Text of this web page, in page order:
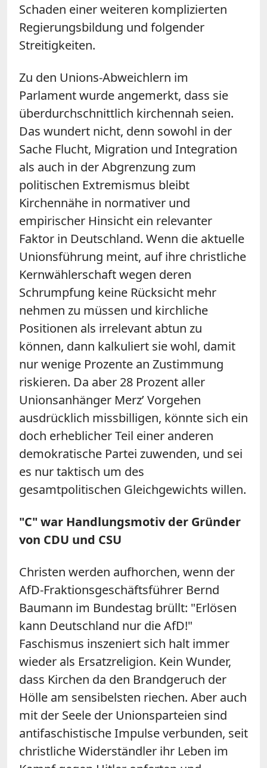
Schaden einer weiteren komplizierten
Regierungsbildung und folgender
Streitigkeiten.
Zu den Unions-Abweichlern im
Parlament wurde angemerkt, dass sie
überdurchschnittlich kirchennah seien.
Das wundert nicht, denn sowohl in der
Sache Flucht, Migration und Integration
als auch in der Abgrenzung zum
politischen Extremismus bleibt
Kirchennähe in normativer und
empirischer Hinsicht ein relevanter
Faktor in Deutschland. Wenn die aktuelle
Unionsführung meint, auf ihre christliche
Kernwählerschaft wegen deren
Schrumpfung keine Rücksicht mehr
nehmen zu müssen und kirchliche
Positionen als irrelevant abtun zu
können, dann kalkuliert sie wohl, damit
nur wenige Prozente an Zustimmung
riskieren. Da aber 28 Prozent aller
Unionsanhänger Merz’ Vorgehen
ausdrücklich missbilligen, könnte sich ein
doch erheblicher Teil einer anderen
demokratische Partei zuwenden, und sei
es nur taktisch um des
gesamtpolitischen Gleichgewichts willen.
"C" war Handlungsmotiv der Gründer
von CDU und CSU
Christen werden aufhorchen, wenn der
AfD-Fraktionsgeschäftsführer Bernd
Baumann im Bundestag brüllt: "Erlösen
kann Deutschland nur die AfD!"
Faschismus inszeniert sich halt immer
wieder als Ersatzreligion. Kein Wunder,
dass Kirchen da den Brandgeruch der
Hölle am sensibelsten riechen. Aber auch
mit der Seele der Unionsparteien sind
antifaschistische Impulse verbunden, seit
christliche Widerständler ihr Leben im